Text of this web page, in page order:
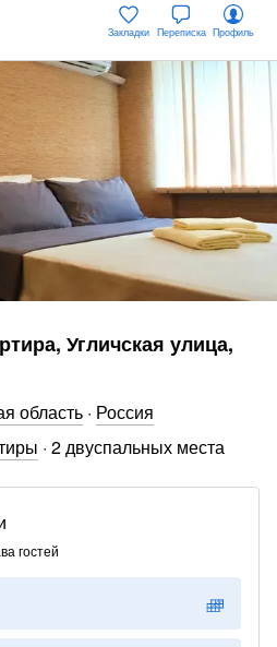
Закладки Переписка Профиль
Угличская улица,
область · Россия
· 2 двуспальных места
гостей